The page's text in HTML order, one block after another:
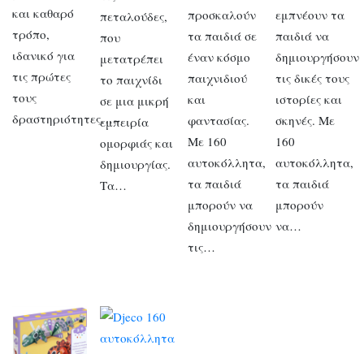
και καθαρό
τρόπο,
ιδανικό για
τις πρώτες
τους
δραστηριότητες….
πεταλούδες,
που
μετατρέπει
το παιχνίδι
σε μια μικρή
εμπειρία
ομορφιάς και
δημιουργίας.
Τα…
προσκαλούν
τα παιδιά σε
έναν κόσμο
παιχνιδιού
και
φαντασίας.
Με 160
αυτοκόλλητα,
τα παιδιά
μπορούν να
δημιουργήσουν
τις…
εμπνέουν τα
παιδιά να
δημιουργήσουν
τις δικές τους
ιστορίες και
σκηνές. Με
160
αυτοκόλλητα,
τα παιδιά
μπορούν
να…